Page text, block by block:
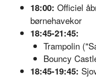
18:00: Officiel
børnehavekor
18:45-21:45:
Trampolin
Bouncy
18:45-19:45: